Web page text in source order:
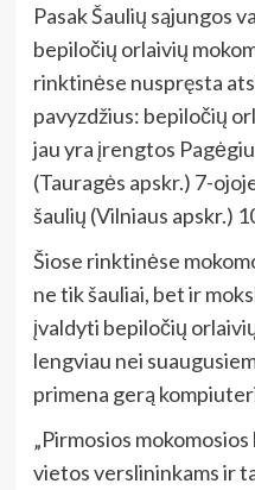
Pasak Šaulių sąjungos
bepiločių orlaivių
rinktinėse nuspręsta
pavyzdžius: bepiločių
jau yra įrengtos
(Tauragės apskr.) 7-
šaulių (Vilniaus apskr.)
Šiose rinktinėse
ne tik šauliai, bet ir
įvaldyti bepiločių
lengviau nei
primena gerą
„Pirmosios
vietos verslininkams ir